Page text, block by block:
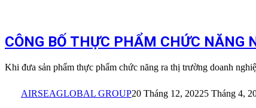
CÔNG BỐ THỰC PHẨM CHỨC NĂNG
Khi đưa sản phẩm thực phẩm chức năng ra thị trường doanh
AIRSEAGLOBAL GROUP20 Tháng 12, 20225 Tháng 4,